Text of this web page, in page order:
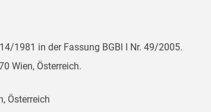
1981 in der Fassung BGBl I Nr. 49/2005.
Wien, Österreich.
Österreich